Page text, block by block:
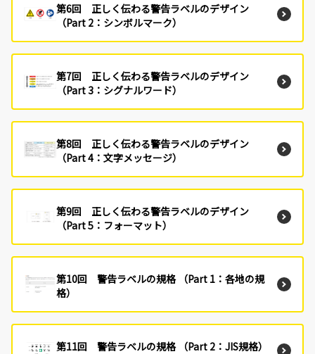
第6回 正しく伝わる警告ラベルのデザイン
（Part 2：シンボルマーク）
第7回 正しく伝わる警告ラベルのデザイン
（Part 3：シグナルワード）
第8回 正しく伝わる警告ラベルのデザイン
（Part 4：文字メッセージ）
第9回 正しく伝わる警告ラベルのデザイン
（Part 5：フォーマット）
第10回 警告ラベルの規格 （Part 1：各地の規
格）
第11回 警告ラベルの規格 （Part 2：JIS規格）